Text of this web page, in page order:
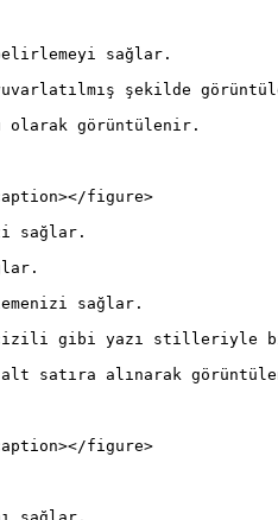
sağlar.
şekilde
olarak görüntülenir.
figure>
sağlar.
sağlar.
gibi yazı stilleriyle
alt satıra alınarak
figure>